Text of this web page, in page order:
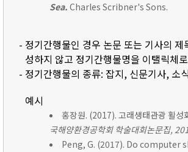
Sea. Charles Scribner's Sons.
- 정기간행물인 경우 논문 또는 기사의
성하지 않고 정기간행물명을 이탤릭체
- 정기간행물의 종류: 잡지, 신문기사, 소
예시
홍장원. (2017). 고래생태관광 활성
국해양환경공학회 학술대회논문집,
Peng, G. (2017). Do computer